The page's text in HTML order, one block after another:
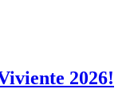
2026!